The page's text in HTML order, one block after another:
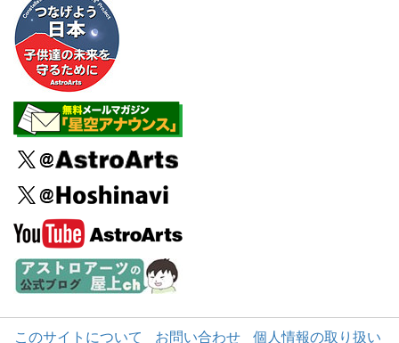
このサイトについて お問い合わせ 個人情報の取り扱い